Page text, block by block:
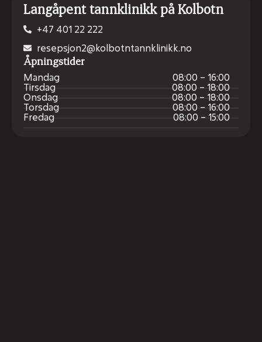
Langåpent tannklinikk på Kolbotn
+47 401 22 222
resepsjon2@kolbotntannklinikk.no
Åpningstider
Mandag
08:00 – 16:00
Tirsdag
08:00 – 18:00
Onsdag
08:00 – 18:00
Torsdag
08:00 – 16:00
Fredag
08:00 – 15:00